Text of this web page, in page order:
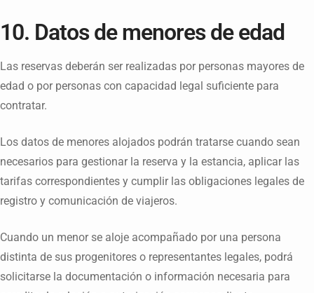
10. Datos de menores de edad
Las reservas deberán ser realizadas por personas mayores de
edad o por personas con capacidad legal suficiente para
contratar.
Los datos de menores alojados podrán tratarse cuando sean
necesarios para gestionar la reserva y la estancia, aplicar las
tarifas correspondientes y cumplir las obligaciones legales de
registro y comunicación de viajeros.
Cuando un menor se aloje acompañado por una persona
distinta de sus progenitores o representantes legales, podrá
solicitarse la documentación o información necesaria para